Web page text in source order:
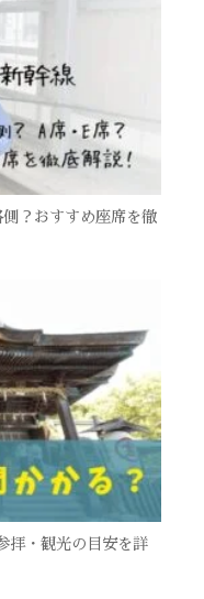
？おすすめ座席を徹
拝・観光の目安を詳